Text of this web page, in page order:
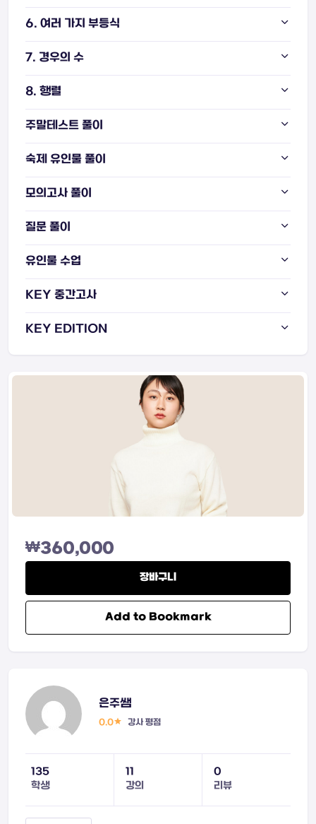
6. 여러 가지 부등식
7. 경우의 수
8. 행렬
주말테스트 풀이
숙제 유인물 풀이
모의고사 풀이
질문 풀이
유인물 수업
KEY 중간고사
KEY EDITION
₩360,000
장바구니
Add to Bookmark
은주쌤
0.0 강사 평점
135
학생
11
강의
0
리뷰